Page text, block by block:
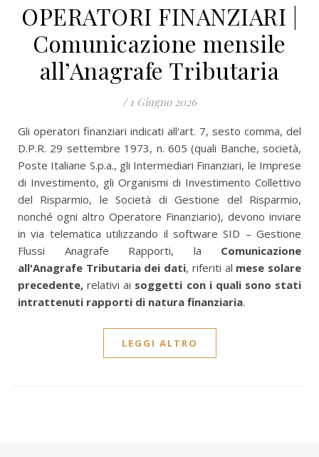
OPERATORI FINANZIARI |
Comunicazione mensile
all’Anagrafe Tributaria
/ 1 Giugno 2026
Gli operatori finanziari indicati all'art. 7, sesto comma, del
D.P.R. 29 settembre 1973, n. 605 (quali Banche, società,
Poste Italiane S.p.a., gli Intermediari Finanziari, le Imprese
di Investimento, gli Organismi di Investimento Collettivo
del Risparmio, le Società di Gestione del Risparmio,
nonché ogni altro Operatore Finanziario), devono inviare
in via telematica utilizzando il software SID – Gestione
Flussi Anagrafe Rapporti, la Comunicazione
all'Anagrafe Tributaria dei dati, riferiti al mese solare
precedente, relativi ai soggetti con i quali sono stati
intrattenuti rapporti di natura finanziaria.
LEGGI ALTRO